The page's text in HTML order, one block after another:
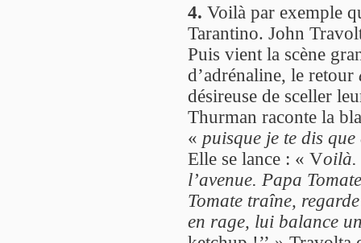
4. Voilà par exemple
Tarantino. John
Puis vient la scène
d’adrénaline, le retour
désireuse de sceller
Thurman raconte la
« puisque je te dis
Elle se lance : « Voilà.
l’avenue. Papa
Tomate traîne,
en rage, lui balance